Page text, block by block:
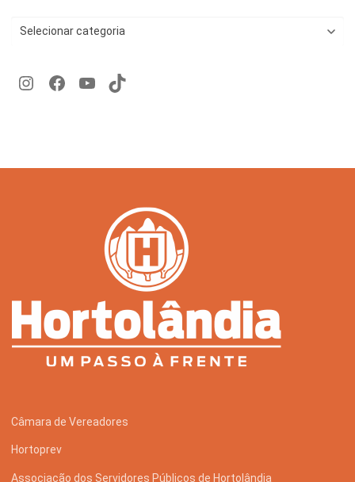
Câmara de Vereadores
Hortoprev
Associação dos Servidores Públicos de Hortolândia